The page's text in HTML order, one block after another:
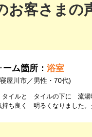
お客さまの
ーム箇所： 浴室
屋川市／男性・70代)
イルと タイルの下に 流湯
ち良く 明るくなりました